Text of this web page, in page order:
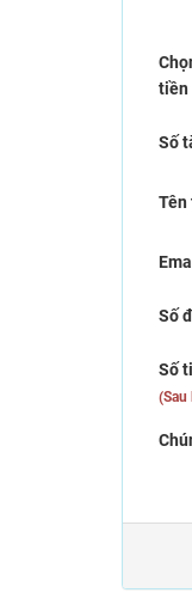
tiền
Số
Tên
Số
Số
(Sau